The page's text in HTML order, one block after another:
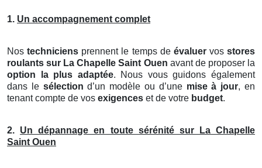
1. Un accompagnement complet
Nostechniciens prennent le temps de évaluervos stores
roulants sur La Chapelle Saint Ouen avant de proposer la
option la plus adaptée. Nous vous guidons également
dans le sélection d’un modèle ou d’une mise à jour, en
tenant compte de vos exigences et de votre budget.
2. Un dépannage en toute sérénité sur La Chapelle
Saint Ouen